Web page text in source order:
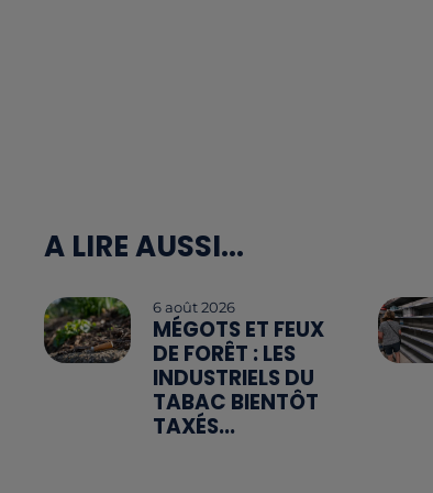
A LIRE AUSSI...
6 août 2026
MÉGOTS ET FEUX
DE FORÊT : LES
INDUSTRIELS DU
TABAC BIENTÔT
TAXÉS...